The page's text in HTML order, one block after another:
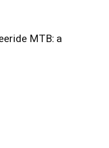
MTB: a